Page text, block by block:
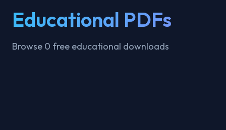
Educational PDFs
Browse 0 free educational downloads